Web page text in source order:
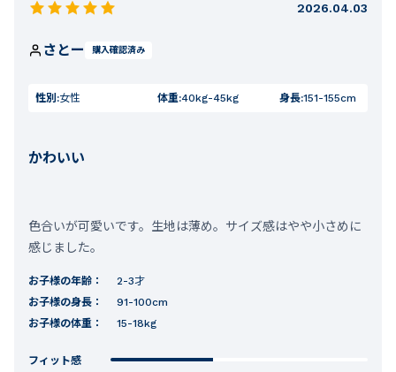
2026.04.03
さとー 購入確認済み
性別:女性 体重:40kg-45kg 身長:151-155cm
かわいい
色合いが可愛いです。生地は薄め。サイズ感はやや小さめに
感じました。
お子様の年齢：
2-3才
お子様の身長：
91-100cm
お子様の体重：
15-18kg
フィット感